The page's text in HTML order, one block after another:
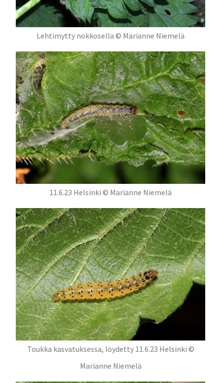
Lehtimytty nokkosella © Marianne Niemelä
11.6.23 Helsinki © Marianne Niemelä
Toukka kasvatuksessa, löydetty 11.6.23 Helsinki ©
Marianne Niemelä